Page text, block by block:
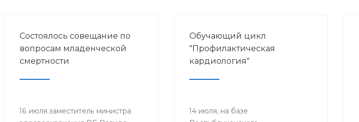
Состоялось совещание по
вопросам младенческой
смертности
16 июля заместитель министра
Обучающий цикл
"Профилактическая
кардиология"
14 июля, на базе